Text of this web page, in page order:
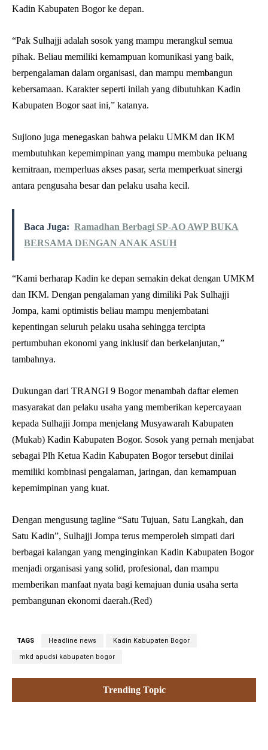
Kadin Kabupaten Bogor ke depan.
“Pak Sulhajji adalah sosok yang mampu merangkul semua
pihak. Beliau memiliki kemampuan komunikasi yang baik,
berpengalaman dalam organisasi, dan mampu membangun
kebersamaan. Karakter seperti inilah yang dibutuhkan Kadin
Kabupaten Bogor saat ini,” katanya.
Sujiono juga menegaskan bahwa pelaku UMKM dan IKM
membutuhkan kepemimpinan yang mampu membuka peluang
kemitraan, memperluas akses pasar, serta memperkuat sinergi
antara pengusaha besar dan pelaku usaha kecil.
Baca Juga: Ramadhan Berbagi SP-AO AWP BUKA
BERSAMA DENGAN ANAK ASUH
“Kami berharap Kadin ke depan semakin dekat dengan UMKM
dan IKM. Dengan pengalaman yang dimiliki Pak Sulhajji
Jompa, kami optimistis beliau mampu menjembatani
kepentingan seluruh pelaku usaha sehingga tercipta
pertumbuhan ekonomi yang inklusif dan berkelanjutan,”
tambahnya.
Dukungan dari TRANGI 9 Bogor menambah daftar elemen
masyarakat dan pelaku usaha yang memberikan kepercayaan
kepada Sulhajji Jompa menjelang Musyawarah Kabupaten
(Mukab) Kadin Kabupaten Bogor. Sosok yang pernah menjabat
sebagai Plh Ketua Kadin Kabupaten Bogor tersebut dinilai
memiliki kombinasi pengalaman, jaringan, dan kemampuan
kepemimpinan yang kuat.
Dengan mengusung tagline “Satu Tujuan, Satu Langkah, dan
Satu Kadin”, Sulhajji Jompa terus memperoleh simpati dari
berbagai kalangan yang menginginkan Kadin Kabupaten Bogor
menjadi organisasi yang solid, profesional, dan mampu
memberikan manfaat nyata bagi kemajuan dunia usaha serta
pembangunan ekonomi daerah.(Red)
TAGS Headline news Kadin Kabupaten Bogor
mkd apudsi kabupaten bogor
Trending Topic